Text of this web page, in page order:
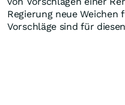
Regierung neue
Vorschläge sind für